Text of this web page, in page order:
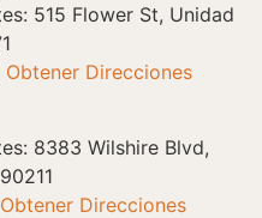
515 Flower St, Unidad
Obtener Direcciones
8383 Wilshire Blvd,
Obtener Direcciones